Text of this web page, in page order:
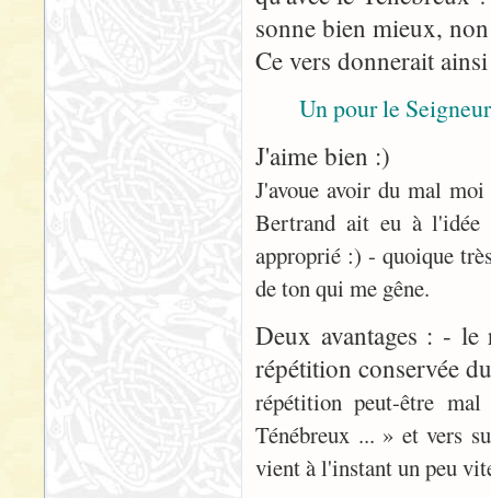
sonne bien mieux,
Ce vers donnerait
Un pour le
J'aime bien :)
J'avoue avoir du mal
Bertrand ait eu à l'idée
approprié :) - quoique
de ton qui me gêne.
Deux avantages : -
répétition conservée
répétition peut-être
Ténébreux ... » et vers
vient à l'instant un peu